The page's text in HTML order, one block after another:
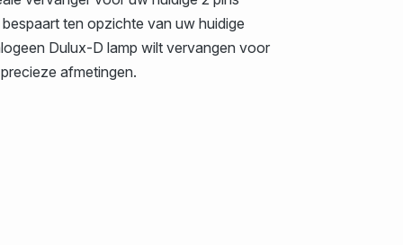
ten opzichte van uw huidige
Dulux-D lamp wilt vervangen voor
afmetingen.